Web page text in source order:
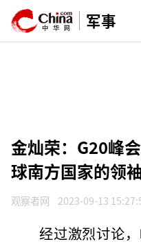
军事
金灿荣：G20峰
球南方国家的领
观察者网 2023-09-13
经过激烈讨论